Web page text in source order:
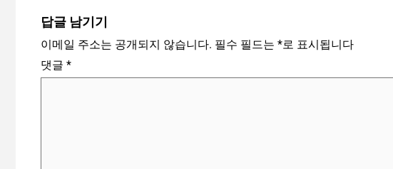
답글 남기기
이메일 주소는 공개되지 않습니다. 필수 필드는 *로 표시됩니다
댓글 *